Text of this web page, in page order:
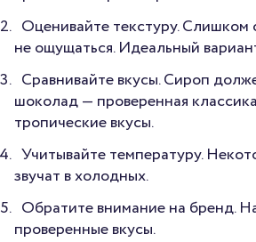
Оценивайте текстуру.
не ощущаться. Идеальный
Сравнивайте вкусы. Сироп
шоколад — проверенная
тропические вкусы.
Учитывайте температуру.
звучат в холодных.
Обратите внимание на бренд.
проверенные вкусы.